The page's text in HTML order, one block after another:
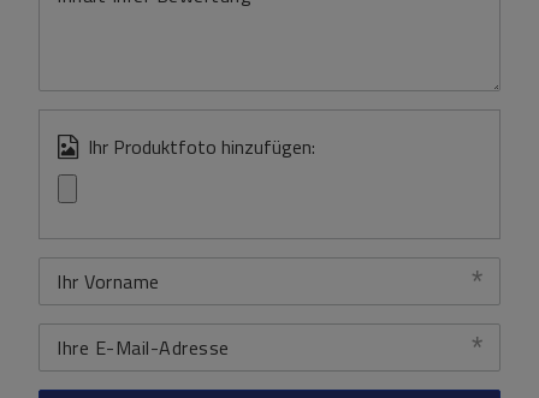
Ihr Produktfoto hinzufügen:
Ihr Vorname
Ihre E-Mail-Adresse